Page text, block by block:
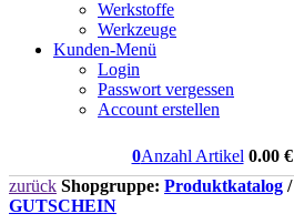
Werkstoffe
Werkzeuge
Kunden-Menü
Login
Passwort vergessen
Account erstellen
0Anzahl Artikel 0.00€
zurück Shopgruppe: Produktkatalog /
GUTSCHEIN